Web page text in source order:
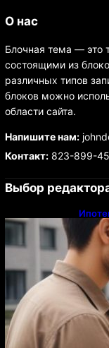
О нас
Блочная тема — это
состоящими из
различных типов
блоков можно
области сайта.
Напишите нам:
Контакт:823-899-
Выбор